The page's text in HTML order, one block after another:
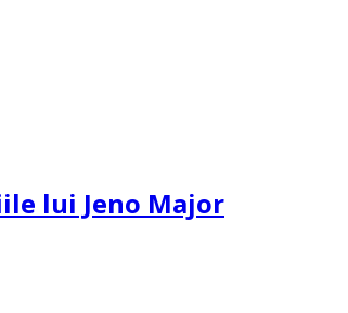
lui Jeno Major